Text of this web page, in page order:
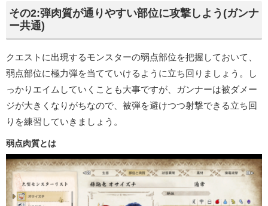
その2:弾肉質が通りやすい部位に攻撃しよう(ガンナ
ー共通)
クエストに出現するモンスターの弱点部位を把握しておいて、
弱点部位に極力弾を当てていけるように立ち回りましょう。し
っかりエイムしていくことも大事ですが、ガンナーは被ダメー
ジが大きくなりがちなので、被弾を避けつつ射撃できる立ち回
りを練習していきましょう。
弱点肉質とは